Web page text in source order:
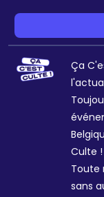
Ça
Culte
Toute
sans